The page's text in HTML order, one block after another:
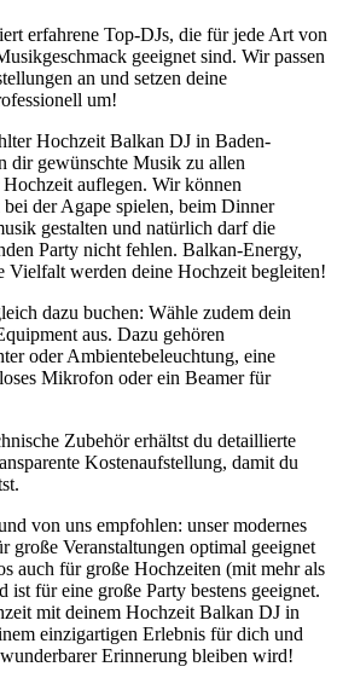
erfahrene Top-DJs, die für jede Art von
geeignet sind. Wir passen
an und setzen deine
um!
Hochzeit Balkan DJ in Baden-
dir gewünschte Musik zu allen
auflegen. Wir können
der Agape spielen, beim Dinner
gestalten und natürlich darf die
Party nicht fehlen. Balkan-Energy,
Vielfalt werden deine Hochzeit begleiten!
dazu buchen: Wähle zudem dein
aus. Dazu gehören
oder Ambientebeleuchtung, eine
Mikrofon oder ein Beamer für
Zubehör erhältst du detaillierte
Kostenaufstellung, damit du
von uns empfohlen: unser modernes
große Veranstaltungen optimal geeignet
auch für große Hochzeiten (mit mehr als
ist für eine große Party bestens geeignet.
mit deinem Hochzeit Balkan DJ in
einzigartigen Erlebnis für dich und
Erinnerung bleiben wird!